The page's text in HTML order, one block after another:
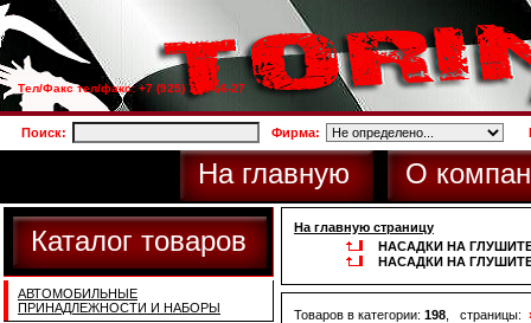
Тел/Факс тел/факс: +7 (925) 733-66-27
Поиск: Фирма:
На главную О
Каталог товаров
АВТОМОБИЛЬНЫЕ
ПРИНАДЛЕЖНОСТИ И НАБОРЫ
На главную страницу
НАСАДКИ НА
НАСАДКИ НА
Товаров в категории: 198 , страницы: